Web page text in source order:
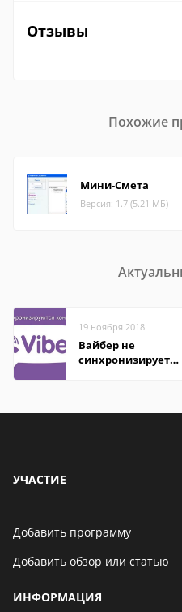
Отзывы
Похожие
Мини-Смета
Версия: 1.7 (5.21 МБ)
19 ноября 2018
Вайбер не
синхронизирует
УЧАСТИЕ
Добавить программу
Добавить обзор или статью
ИНФОРМАЦИЯ